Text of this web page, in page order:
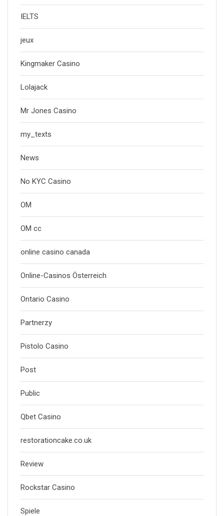
IELTS
jeux
Kingmaker Casino
Lolajack
Mr Jones Casino
my_texts
News
No KYC Casino
OM
OM cc
online casino canada
Online-Casinos Österreich
Ontario Casino
Partnerzy
Pistolo Casino
Post
Public
Qbet Casino
restorationcake.co.uk
Review
Rockstar Casino
Spiele